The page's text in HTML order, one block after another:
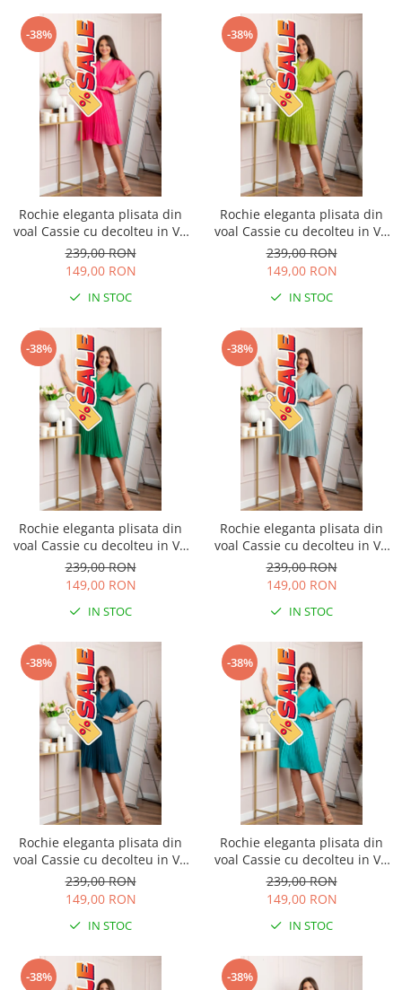
-38%
Rochie eleganta plisata din
voal Cassie cu decolteu in V -
Ciclam
239,00 RON
149,00 RON
IN STOC
-38%
Rochie eleganta plisata din
voal Cassie cu decolteu in V -
Verde lime
239,00 RON
149,00 RON
IN STOC
-38%
Rochie eleganta plisata din
voal Cassie cu decolteu in V -
Verde smarald
239,00 RON
149,00 RON
IN STOC
-38%
Rochie eleganta plisata din
voal Cassie cu decolteu in V -
Bleu
239,00 RON
149,00 RON
IN STOC
-38%
Rochie eleganta plisata din
voal Cassie cu decolteu in V -
Turcoaz
239,00 RON
149,00 RON
IN STOC
-38%
Rochie eleganta plisata din
voal Cassie cu decolteu in V -
Turcoaz aqua
239,00 RON
149,00 RON
IN STOC
-38% -38%